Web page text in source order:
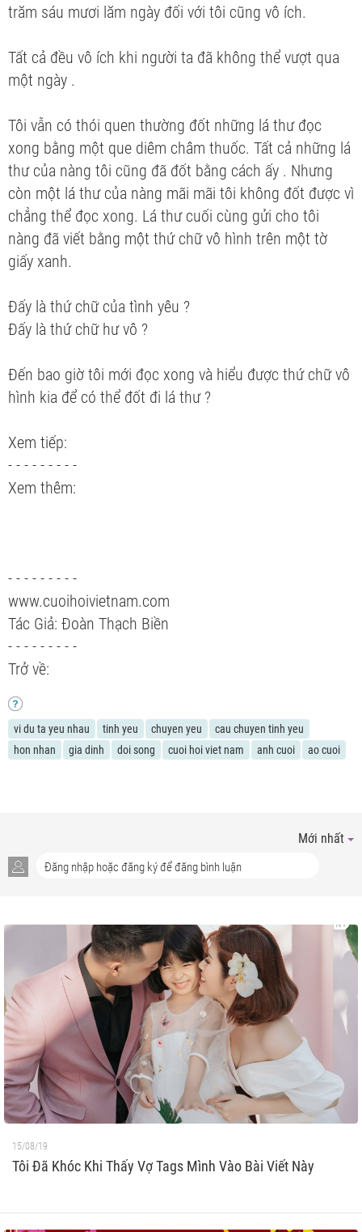
trăm sáu mươi lăm ngày đối với tôi cũng vô ích.
Tất cả đều vô ích khi người ta đã không thể vượt qua
một ngày .
Tôi vẫn có thói quen thường đốt những lá thư đọc
xong bằng một que diêm châm thuốc. Tất cả những lá
thư của nàng tôi cũng đã đốt bằng cách ấy . Nhưng
còn một lá thư của nàng mãi mãi tôi không đốt được vì
chẳng thể đọc xong. Lá thư cuối cùng gửi cho tôi
nàng đã viết bằng một thứ chữ vô hình trên một tờ
giấy xanh.
Đấy là thứ chữ của tình yêu ?
Đấy là thứ chữ hư vô ?
Đến bao giờ tôi mới đọc xong và hiểu được thứ chữ vô
hình kia để có thể đốt đi lá thư ?
Xem tiếp:
- - - - - - - - -
Xem thêm:
- - - - - - - - -
www.cuoihoivietnam.com
Tác Giả: Đoàn Thạch Biền
- - - - - - - - -
Trở về:
vi du ta yeu nhau tinh yeu chuyen yeu
cau chuyen tinh yeu
hon nhan
gia dinh doi song cuoi hoi viet nam anh cuoi ao cuoi
Mới nhất
15/08/19
Tôi Đã Khóc Khi Thấy Vợ Tags Mình Vào Bài Viết Này